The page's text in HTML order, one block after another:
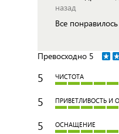
назад
Все понравилось
Превосходно 5
5 ЧИСТОТА
5 ПРИВЕТЛИВОСТЬ И
5 ОСНАЩЕНИЕ